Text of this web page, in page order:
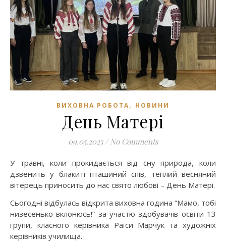
ВИХОВНА РОБОТА, НОВИНИ
День Матері
09.05.2025 / No Comments
У травні, коли прокидається від сну природа, коли
дзвенить у блакиті пташиний спів, теплий весняний
вітерець приносить до нас свято любові – День Матері.
Сьогодні відбулась відкрита виховна година “Мамо, тобі
низесенько вклонюсь!” за участю здобувачів освіти 13
групи, класного керівника Раїси Марчук та художніх
керівників училища.